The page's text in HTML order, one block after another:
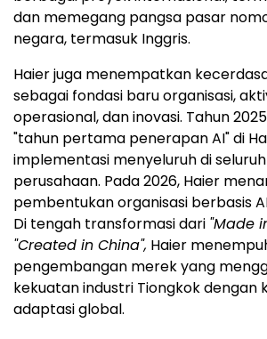
dan memegang pangsa pasar
negara, termasuk Inggris.
Haier juga menempatkan
sebagai fondasi baru organisasi,
operasional, dan inovasi. Tahun
"tahun pertama penerapan AI" di
implementasi menyeluruh di
perusahaan. Pada 2026, Haier
pembentukan organisasi berbasis
Di tengah transformasi dari "Made
"Created in China", Haier
pengembangan merek yang
kekuatan industri Tiongkok dengan
adaptasi global.